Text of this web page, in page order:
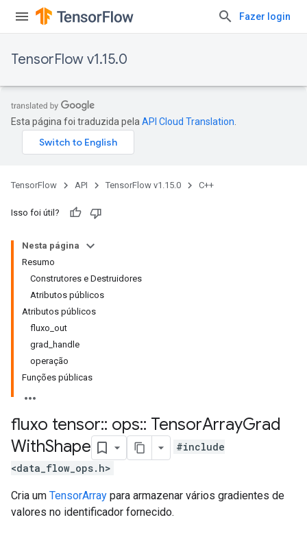
Fazer login
TensorFlow v1.15.0
Esta página foi traduzida pela API Cloud Translation
TensorFlow API TensorFlow v1.15.0 C++
Isso foi útil?
Nesta página
Resumo
Construtores e Destruidores
Atributos públicos
Atributos públicos
fluxo_out
grad_handle
operação
Funções públicas
fluxo tensor:: ops:: TensorArrayGrad
WithShape
#include
<data_flow_ops.h>
Cria um TensorArray para armazenar vários gradientes de
valores no identificador fornecido.